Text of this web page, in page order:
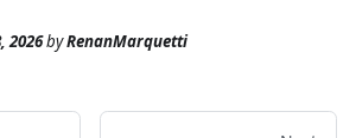
2026byRenanMarquetti